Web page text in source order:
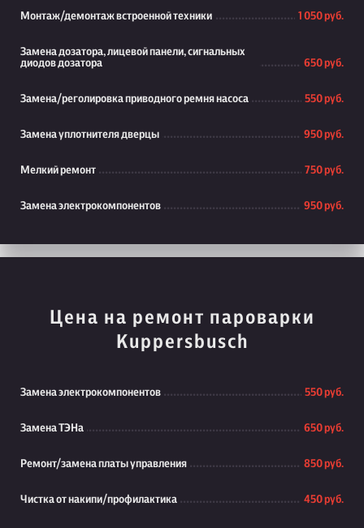
Монтаж/демонтаж встроенной техники 1 050 руб.
Замена дозатора, лицевой панели, сигнальных
диодов дозатора
650 руб.
Замена/реголировка приводного ремня насоса 550 руб.
Замена уплотнителя дверцы 950 руб.
Мелкий ремонт 750 руб.
Замена электрокомпонентов 950 руб.
Цена на ремонт пароварки
Kuppersbusch
Замена электрокомпонентов 550 руб.
Замена ТЭНа 650 руб.
Ремонт/замена платы управления 850 руб.
Чистка от накипи/профилактика 450 руб.